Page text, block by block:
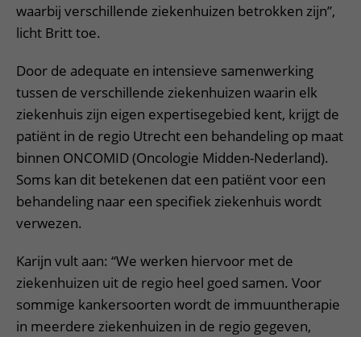
waarbij verschillende ziekenhuizen betrokken zijn”,
licht Britt toe.
Door de adequate en intensieve samenwerking
tussen de verschillende ziekenhuizen waarin elk
ziekenhuis zijn eigen expertisegebied kent, krijgt de
patiënt in de regio Utrecht een behandeling op maat
binnen ONCOMID (Oncologie Midden-Nederland).
Soms kan dit betekenen dat een patiënt voor een
behandeling naar een specifiek ziekenhuis wordt
verwezen.
Karijn vult aan: “We werken hiervoor met de
ziekenhuizen uit de regio heel goed samen. Voor
sommige kankersoorten wordt de immuuntherapie
in meerdere ziekenhuizen in de regio gegeven,